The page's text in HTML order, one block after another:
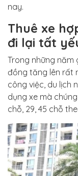
nay.
Thuê xe
đi lại tất
Trong những năm
đồng tăng lên rất
công việc, du lịch
dụng xe mà
chỗ, 29, 45 chỗ